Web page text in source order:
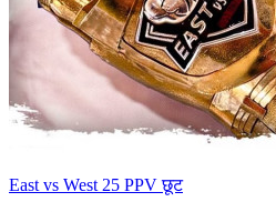
East vs West 25 PPV छूट